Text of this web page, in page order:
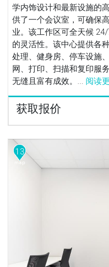
学内饰设计和最新设施的
供了一个会议室，可确保
业。该工作区可全天候
的灵活性。该中心提供各
处理、健身房、停车设施
网、打印、扫描和复印服
无缝且富有成效。... 阅读
获取报价
13